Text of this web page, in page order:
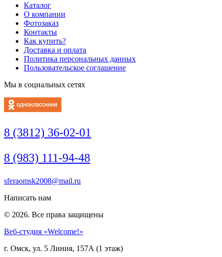
Каталог
О компании
Фотозаказ
Контакты
Как купить?
Доставка и оплата
Политика персональных данных
Пользовательское соглашение
Мы в социальных сетях
8 (3812) 36-02-01
8 (983) 111-94-48
sferaomsk2008@mail.ru
Написать нам
© 2026. Все права защищены
Веб-студия «Welcome!»
г. Омск, ул. 5 Линия, 157А (1 этаж)